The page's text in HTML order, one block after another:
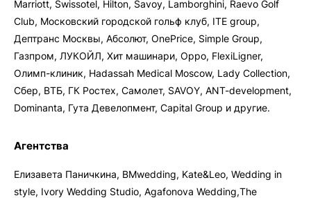
Marriott, Swissotel, Hilton, Savoy, Lamborghini, Raevo Golf
Club, Московский городской гольф клуб, ITE group,
Дептранс Москвы, Абсолют, OnePrice, Simple Group,
Газпром, ЛУКОЙЛ, Хит машинари, Oppo, FlexiLigner,
Олимп-клиник, Hadassah Medical Moscow, Lady Collection,
Сбер, ВТБ, ГК Ростех, Самолет, SAVOY, ANT-development,
Dominanta, Гута Девелопмент, Capital Group и другие.
Агентства
Елизавета Паничкина, BMwedding, Kate&Leo, Wedding in
style, Ivory Wedding Studio, Agafonova Wedding,The